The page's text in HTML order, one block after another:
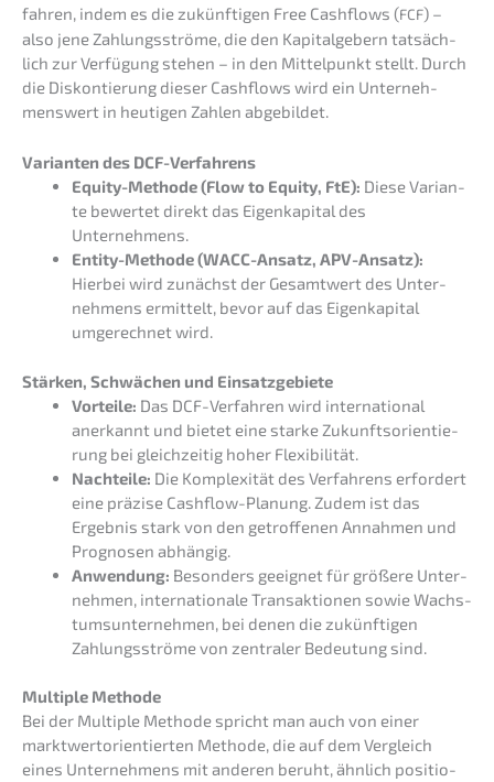
fah­ren, indem es die zukünf­ti­gen Free Cashflows (FCF) –
also jene Zahlungs­strö­me, die den Kapital­ge­bern tatsäch­
lich zur Verfü­gung stehen – in den Mittel­punkt stellt. Durch
die Diskon­tie­rung dieser Cashflows wird ein Unter­neh­
mens­wert in heuti­gen Zahlen abgebildet.
Varian­ten des DCF-Verfahrens
Equity-Metho­de (Flow to Equity, FtE): Diese Varian­
te bewer­tet direkt das Eigen­ka­pi­tal des
Unternehmens.
Entity-Metho­de (WACC-Ansatz, APV-Ansatz):
Hierbei wird zunächst der Gesamt­wert des Unter­
neh­mens ermit­telt, bevor auf das Eigen­ka­pi­tal
umgerech­net wird.
Stärken, Schwä­chen und Einsatzgebiete
Vortei­le: Das DCF-Verfah­ren wird inter­na­tio­nal
anerkannt und bietet eine starke Zukunfts­ori­en­tie­
rung bei gleich­zei­tig hoher Flexibilität.
Nachtei­le: Die Komple­xi­tät des Verfah­rens erfor­dert
eine präzi­se Cashflow-Planung. Zudem ist das
Ergeb­nis stark von den getrof­fe­nen Annah­men und
Progno­sen abhängig.
Anwen­dung: Beson­ders geeig­net für größe­re Unter­
neh­men, inter­na­tio­na­le Trans­ak­tio­nen sowie Wachs­
tums­un­ter­neh­men, bei denen die zukünf­ti­gen
Zahlungs­strö­me von zentra­ler Bedeu­tung sind.
Multi­ple Methode
Bei der Multi­ple Metho­de spricht man auch von einer
markt­wert­ori­en­tier­ten Metho­de, die auf dem Vergleich
eines Unter­neh­mens mit anderen beruht, ähnlich positio­